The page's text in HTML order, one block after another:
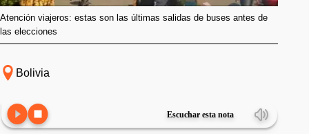
Atención viajeros: estas son las últimas salidas de buses antes de
las elecciones
Bolivia
Escuchar esta nota